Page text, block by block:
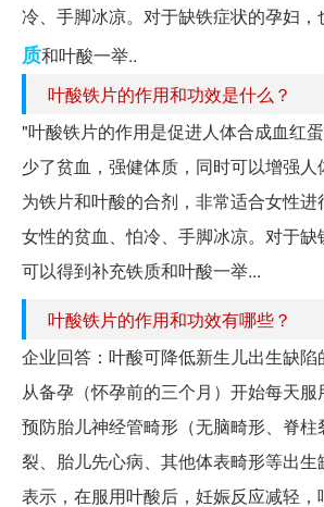
冷、手脚冰凉。对于缺铁症状的孕妇
质和叶酸一举..
叶酸铁片的作用和功效是什么？
"叶酸铁片的作用是促进人体合成血红
少了贫血，强健体质，同时可以增强
为铁片和叶酸的合剂，非常适合女性
女性的贫血、怕冷、手脚冰凉。对于
可以得到补充铁质和叶酸一举...
叶酸铁片的作用和功效有哪些？
企业回答：叶酸可降低新生儿出生缺
从备孕（怀孕前的三个月）开始每天
预防胎儿神经管畸形（无脑畸形、脊
裂、胎儿先心病、其他体表畸形等出
表示，在服用叶酸后，妊娠反应减轻，